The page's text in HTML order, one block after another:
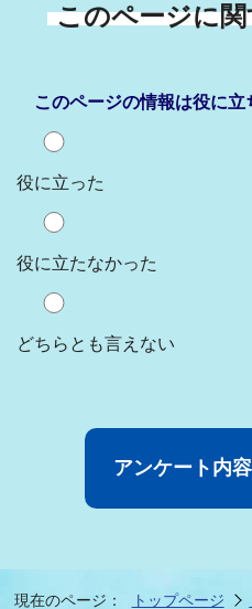
このページに
このページの情報は役に立
役に立った
役に立たなかった
どちらとも言えない
現在のページ： トップページ